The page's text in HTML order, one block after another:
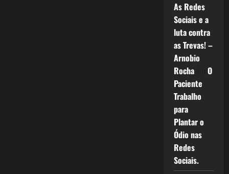
As Redes
Sociais e a
luta contra
as Trevas! –
Arnobio
Rochaem O
Paciente
Trabalho
para
Plantar o
Ódio nas
Redes
Sociais.